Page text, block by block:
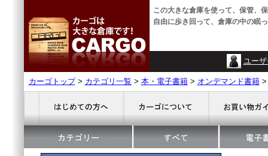
この大きな倉庫を使って、保管、
自由に歩き回って、倉庫の中の眠
ユー
カーゴトップ> カテゴリ一覧 > 本・電子書籍> オンデマンド書籍